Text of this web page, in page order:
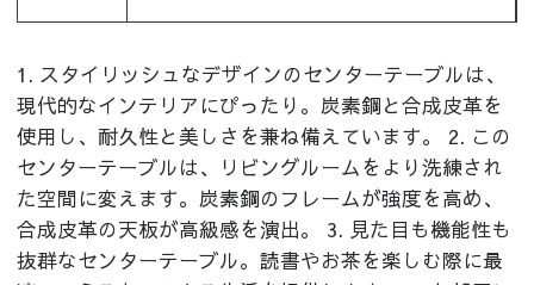
1. スタイリッシュなデザインのセンターテーブルは、
現代的なインテリアにぴったり。炭素鋼と合成皮革を
使用し、耐久性と美しさを兼ね備えています。 2. この
センターテーブルは、リビングルームをより洗練され
た空間に変えます。炭素鋼のフレームが強度を高め、
合成皮革の天板が高級感を演出。 3. 見た目も機能性も
抜群なセンターテーブル。読書やお茶を楽しむ際に最